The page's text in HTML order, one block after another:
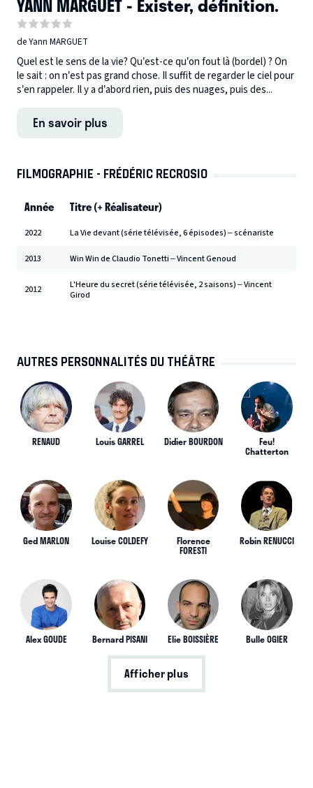
de Yann MARGUET
Quel est le sens de la vie? Qu’est-ce qu’on fout là (bordel) ? On
le sait : on n’est pas grand chose. Il suffit de regarder le ciel pour
s’en rappeler. Il y a d’abord rien, puis des nuages, puis des...
En savoir plus
FILMOGRAPHIE - FRÉDÉRIC RECROSIO
Année Titre (+ Réalisateur)
2022 La Vie devant (série télévisée, 6 épisodes) – scénariste
2013 Win Win de Claudio Tonetti – Vincent Genoud
2012
L'Heure du secret (série télévisée, 2 saisons) – Vincent
Girod
AUTRES PERSONNALITÉS DU THÉÂTRE
RENAUD Louis GARREL Didier BOURDON Feu!
Chatterton
Ged MARLON Louise COLDEFY Florence
FORESTI
Robin RENUCCI
Alex GOUDE Bernard PISANI Elie BOISSIÈRE Bulle OGIER
Afficher plus